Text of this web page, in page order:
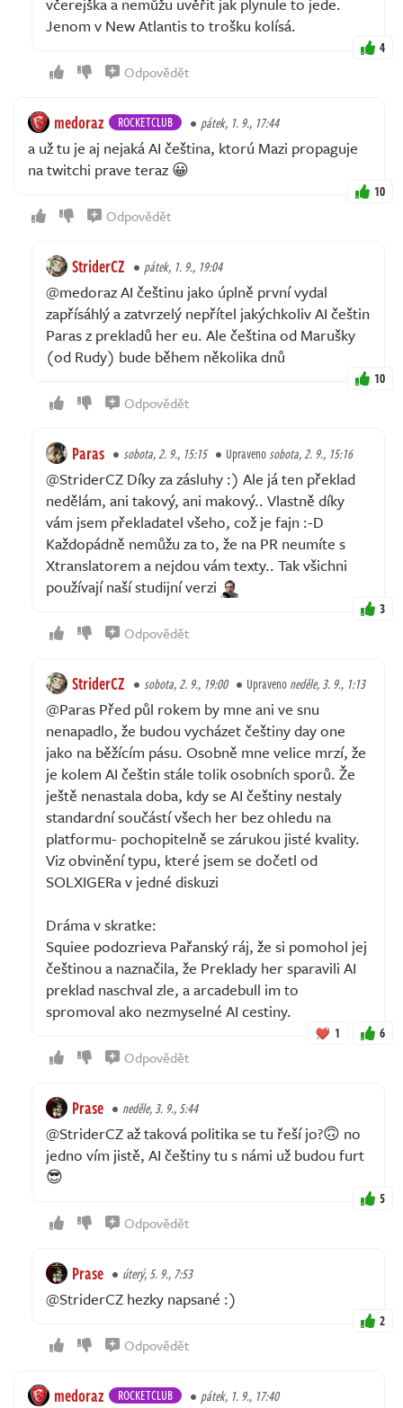
Jenom v New Atlantis to trošku kolísá.
4
Odpovědět
medoraz ROCKETCLUB pátek, 1. 9., 17:44
a už tu je aj nejaká AI čeština, ktorú Mazi propaguje
na twitchi prave teraz 😀
10
Odpovědět
StriderCZ pátek, 1. 9., 19:04
@medoraz AI češtinu jako úplně první vydal
zapřísáhlý a zatvrzelý nepřítel jakýchkoliv AI češtin
Paras z prekladů her eu. Ale čeština od Marušky
(od Rudy) bude během několika dnů
10
Odpovědět
Paras sobota, 2. 9., 15:15 Upravenosobota, 2. 9., 15:16
@StriderCZ Díky za zásluhy :) Ale já ten překlad
nedělám, ani takový, ani makový.. Vlastně díky
vám jsem překladatel všeho, což je fajn :-D
Každopádně nemůžu za to, že na PR neumíte s
Xtranslatorem a nejdou vám texty.. Tak všichni
používají naší studijní verzi
3
Odpovědět
StriderCZ sobota, 2. 9., 19:00 Upravenoneděle, 3. 9., 1:13
@Paras Před půl rokem by mne ani ve snu
nenapadlo, že budou vycházet češtiny day one
jako na běžícím pásu. Osobně mne velice mrzí, že
je kolem AI češtin stále tolik osobních sporů. Že
ještě nenastala doba, kdy se AI češtiny nestaly
standardní součástí všech her bez ohledu na
platformu- pochopitelně se zárukou jisté kvality.
Viz obvinění typu, které jsem se dočetl od
SOLXIGERa v jedné diskuzi
Dráma v skratke:
Squiee podozrieva Pařanský ráj, že si pomohol jej
češtinou a naznačila, že Preklady her sparavili AI
preklad naschval zle, a arcadebull im to
spromoval ako nezmyselné AI cestiny.
1 6
Odpovědět
Prase neděle, 3. 9., 5:44
@StriderCZ až taková politika se tu řeší jo?🙃 no
jedno vím jistě, AI češtiny tu s námi už budou furt
😎
5
Odpovědět
Prase úterý, 5. 9., 7:53
@StriderCZ hezky napsané :)
2
Odpovědět
medoraz ROCKETCLUB pátek, 1. 9., 17:40